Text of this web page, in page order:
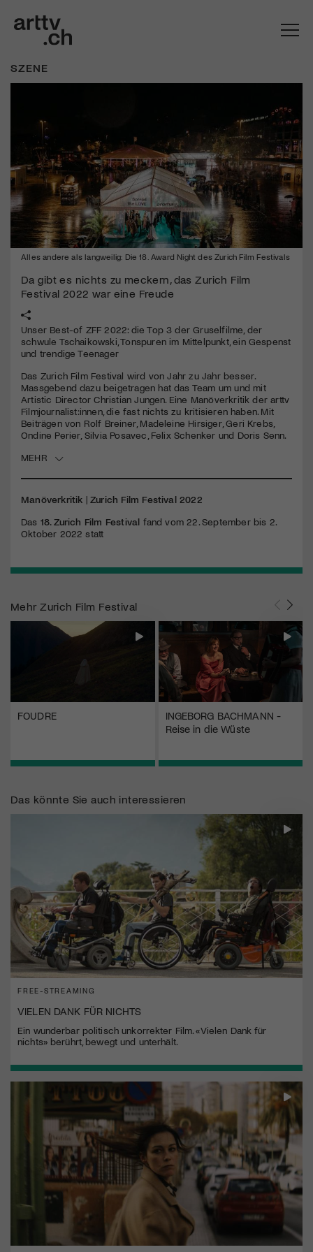
SZENE
Alles andere als langweilig: Die 18. Award Night des Zurich Film Festivals
Da gibt es nichts zu meckern, das Zurich Film
Festival 2022 war eine Freude
Unser Best-of ZFF 2022: die Top 3 der Gruselfilme, der
schwule Tschaikowski, Tonspuren im Mittelpunkt, ein Gespenst
und trendige Teenager
Das Zurich Film Festival wird von Jahr zu Jahr besser.
Massgebend dazu beigetragen hat das Team um und mit
Artistic Director Christian Jungen. Eine Manöverkritik der arttv
Filmjournalist:innen, die fast nichts zu kritisieren haben. Mit
Beiträgen von Rolf Breiner, Madeleine Hirsiger, Geri Krebs,
Ondine Perier, Silvia Posavec, Felix Schenker und Doris Senn.
MEHR
Manöverkritik |Zurich Film Festival 2022
Das 18. Zurich Film Festival fand vom 22. September bis 2.
Oktober 2022 statt
Mehr Zurich Film Festival
FOUDRE
INGEBORG BACHMANN -
Reise in die Wüste
Das könnte Sie auch interessieren
FREE-STREAMING
VIELEN DANK FÜR NICHTS
Ein wunderbar politisch unkorrekter Film. «Vielen Dank für
nichts» berührt, bewegt und unterhält.
Mach mit: «Be Part of the Art»!
Kulturinstitution und unterstütze unsere Arbeit.
Mit deiner Mitgliedschaft erhältst du kostenlosen Zugang zu
diversen Kulturevents.
Jetzt Mitglied werden